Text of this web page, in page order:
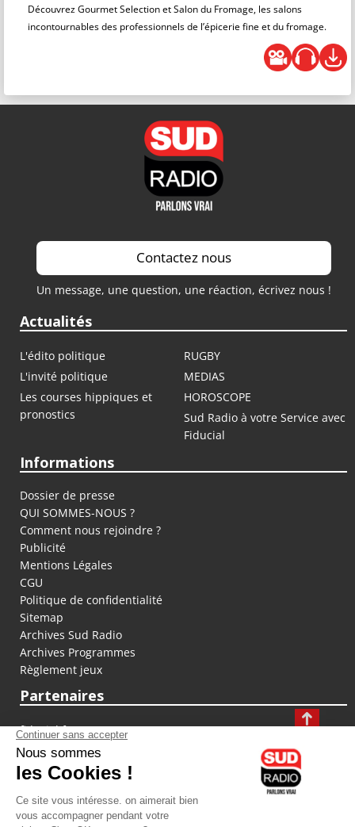
Découvrez Gourmet Selection et Salon du Fromage, les salons
incontournables des professionnels de l’épicerie fine et du fromage.
Contactez nous
Un message, une question, une réaction, écrivez nous !
Actualités
L'édito politique
RUGBY
L'invité politique
MEDIAS
Les courses hippiques et
pronostics
HOROSCOPE
Sud Radio à votre Service avec
Fiducial
Informations
Dossier de presse
QUI SOMMES-NOUS ?
Comment nous rejoindre ?
Publicité
Mentions Légales
CGU
Politique de confidentialité
Sitemap
Archives Sud Radio
Archives Programmes
Règlement jeux
Partenaires
fiducial.fr
lyoncapitale.fr
olympique-et-lyonnais.com
L'application Iphone / Android